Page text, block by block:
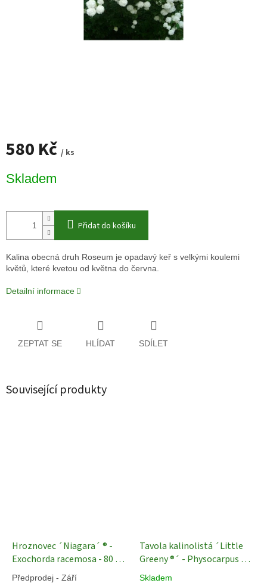
580 Kč / ks
cena:
Skladem
Přidat do košíku
Kalina obecná druh Roseum je opadavý keř s velkými koulemi
květů, které kvetou od května do června.
Detailní informace
ZEPTAT SE HLÍDAT SDÍLET
Související produkty
Hroznovec ´Niagara´ ® -
Exochorda racemosa - 80 -
100 cm
Okrasné keře
Předprodej - Září
Tavola kalinolistá ´Little
Greeny ®´ - Physocarpus op.
Keře
Skladem